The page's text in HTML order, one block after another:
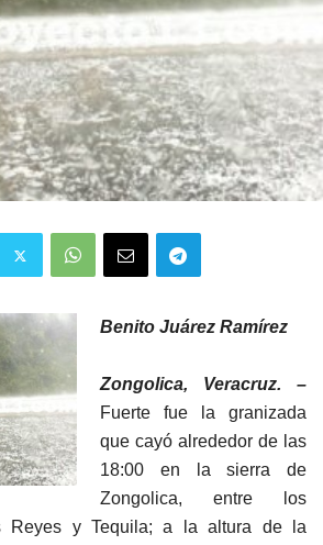
Benito Juárez Ramírez
Zongolica, Veracruz. –
Fuerte fue la granizada
que cayó alrededor de las
18:00 en la sierra de
Zongolica, entre los
Reyes y Tequila; a la altura de la